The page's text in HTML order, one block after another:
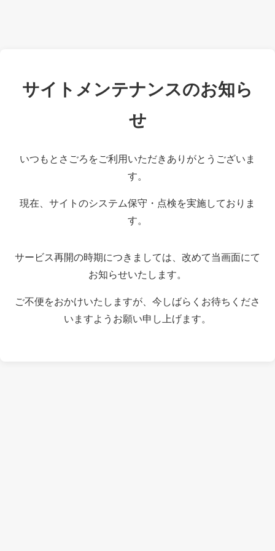
サイトメンテナンスのお知ら
せ
いつもとさごろをご利用いただきありがとうございま
す。
現在、サイトのシステム保守・点検を実施しておりま
す。
サービス再開の時期につきましては、改めて当画面にて
お知らせいたします。
ご不便をおかけいたしますが、今しばらくお待ちくださ
いますようお願い申し上げます。